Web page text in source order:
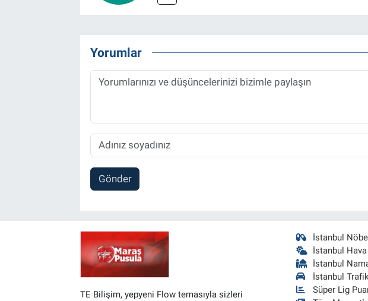
Yorumlar
Gönder
TE Bilişim, yepyeni Flow temasıyla sizleri
İstanbul
İstanbul
İstanbul
İstanbul
Süper Lig